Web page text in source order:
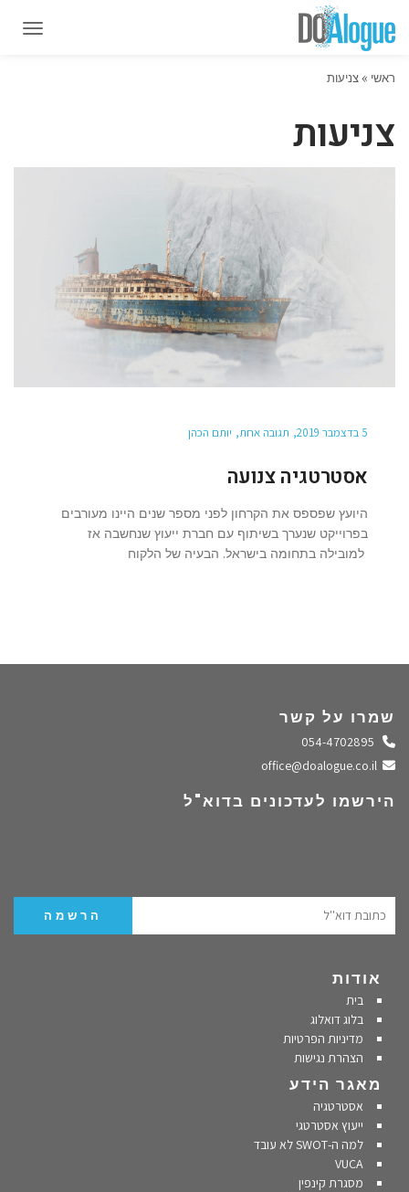
ראשי »צניעות
צניעות
5 בדצמבר 2019 תגובה אחת יותם הכהן
אסטרטגיה צנועה
היועץ שפספס את הקרחון לפני מספר שנים היינו מעורבים
בפרוייקט שנערך בשיתוף עם חברת ייעוץ שנחשבה אז
למובילה בתחומה בישראל. הבעיה של הלקוח
שמרו על קשר
התקשרו אלינו
שלחו מייל
הירשמו לעדכונים בדוא"ל
אודות
בית
בלוג דואלוג
מדיניות הפרטיות
הצהרת נגישות
מאגר הידע
אסטרטגיה
ייעוץ אסטרטגי
למה ה-SWOT לא עובד
VUCA
מסגרת קינפין